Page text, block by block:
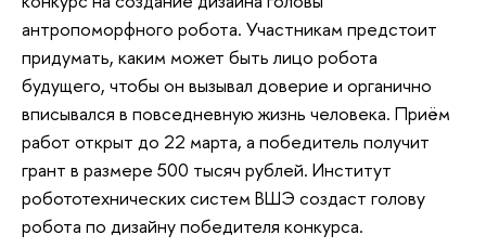
антропоморфного робота. Участникам предстоит
придумать, каким может быть лицо робота
будущего, чтобы он вызывал доверие и органично
вписывался в повседневную жизнь человека. Приём
работ открыт до 22 марта, а победитель получит
грант в размере 500 тысяч рублей. Институт
робототехнических систем ВШЭ создаст голову
робота по дизайну победителя конкурса.